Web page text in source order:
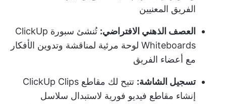
الفريق المعنيين
العصف الذهني الافتراضي:
تُنشئ سبورة ClickUp
Whiteboards لوحة مرئية لمناقشة وتدوين الأفكار
مع أعضاء الفريق
تسجيل الشاشة:
تتيح لك مقاطع ClickUp Clips
إنشاء مقاطع فيديو فورية لاستبدال سلاسل